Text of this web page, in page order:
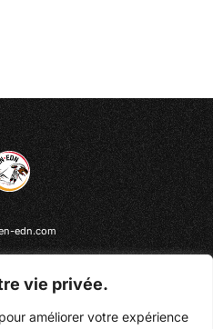
vie privée.
améliorer votre expérience
edn.com
Laveau, bureau 102
G0A 4V0